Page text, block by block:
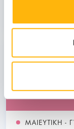
Μάθετε
03
03 - 04 ΙΟΥΛ
ΜΑΙΕΥΤΙΚΗ -